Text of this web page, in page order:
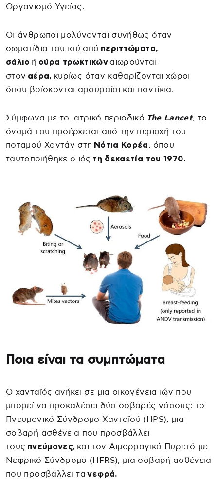
Οργανισμό Υγείας.
Οι άνθρωποι μολύνονται συνήθως όταν
σωματίδια του ιού από περιττώματα,
σάλιο ή ούρα τρωκτικώναιωρούνται
στον αέρα, κυρίως όταν καθαρίζονται χώροι
όπου βρίσκονται αρουραίοι και ποντίκια.
Σύμφωνα με το ιατρικό περιοδικό The Lancet, το
όνομά του προέρχεται από την περιοχή του
ποταμού Χαντάν στη Νότια Κορέα, όπου
ταυτοποιήθηκε ο ιός τη δεκαετία του 1970.
Ποια είναι τα συμπτώματα
Ο χανταϊός ανήκει σε μια οικογένεια ιών που
μπορεί να προκαλέσει δύο σοβαρές νόσους: το
Πνευμονικό Σύνδρομο Χανταϊού (HPS), μια
σοβαρή ασθένεια που προσβάλλει
τους πνεύμονες, και τον Αιμορραγικό Πυρετό με
Νεφρικό Σύνδρομο (HFRS), μια σοβαρή ασθένεια
που προσβάλλει τανεφρά.